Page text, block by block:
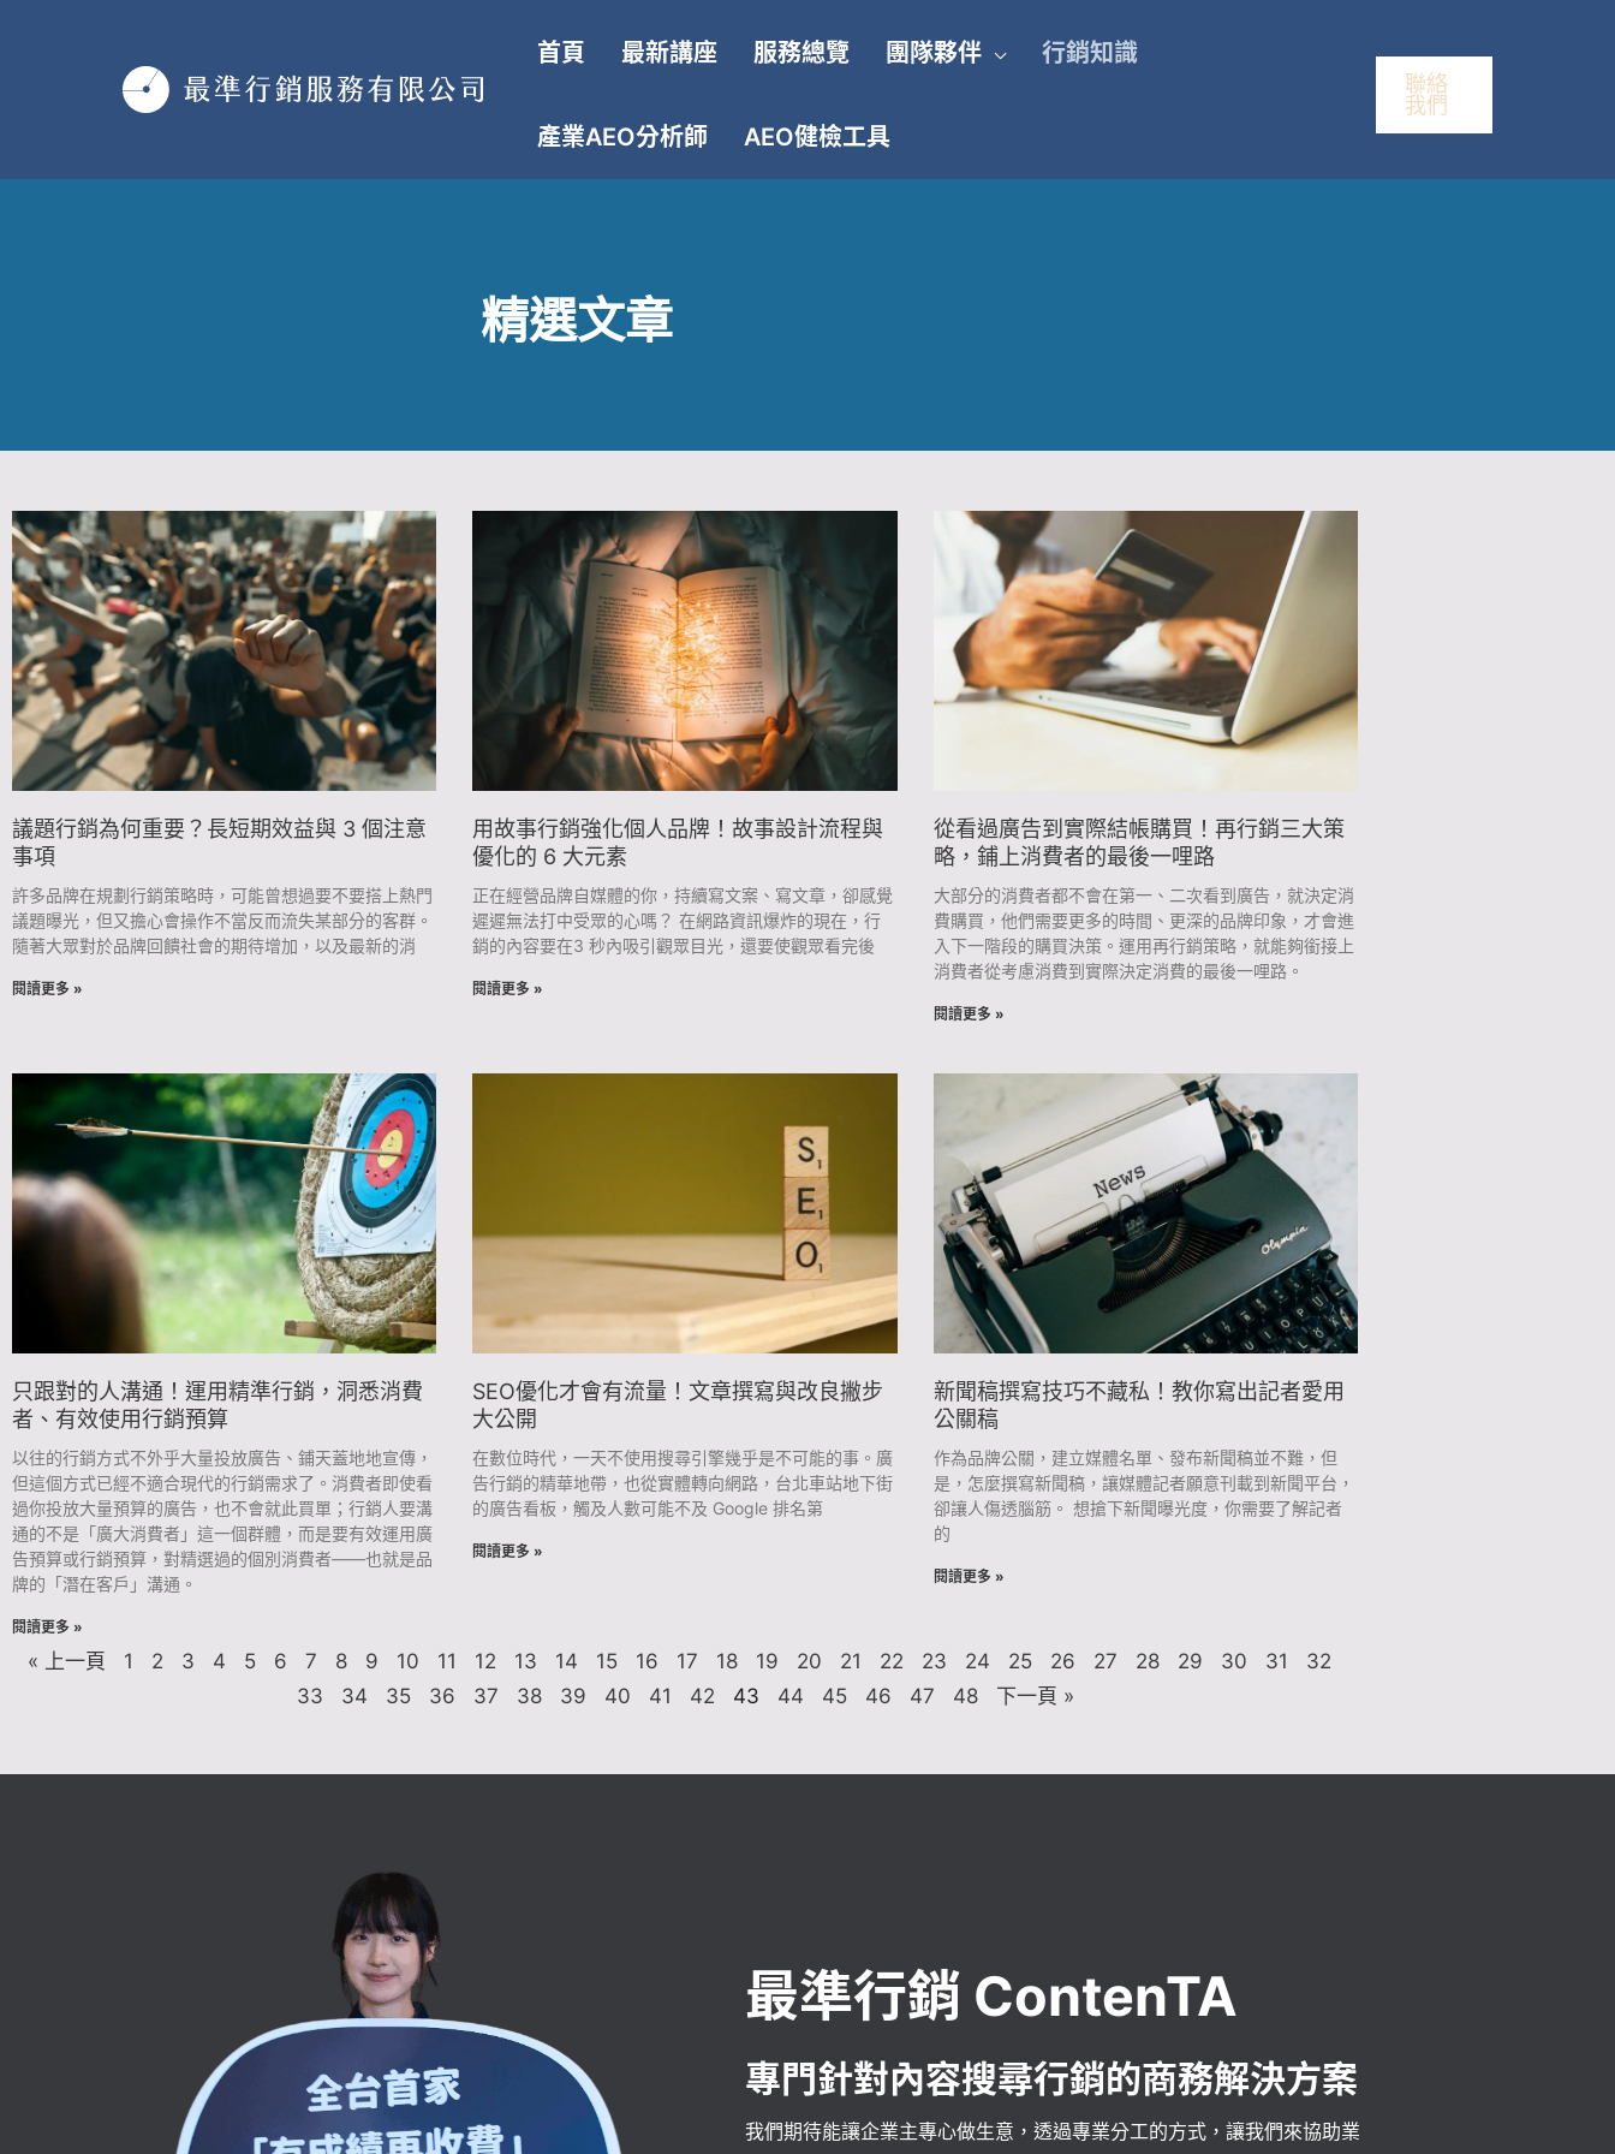
首頁 最新講座 服務總覽 團隊夥伴 行銷知識
產業AEO分析師 AEO健檢工具
聯絡
我們
精選文章
議題行銷為何重要？長短期效益與 3 個注意
事項
許多品牌在規劃行銷策略時，可能曾想過要不要搭上熱門
議題曝光，但又擔心會操作不當反而流失某部分的客群。
隨著大眾對於品牌回饋社會的期待增加，以及最新的消
閱讀更多 »
用故事行銷強化個人品牌！故事設計流程與
優化的 6 大元素
正在經營品牌自媒體的你，持續寫文案、寫文章，卻感覺
遲遲無法打中受眾的心嗎？ 在網路資訊爆炸的現在，行
銷的內容要在3 秒內吸引觀眾目光，還要使觀眾看完後
閱讀更多 »
從看過廣告到實際結帳購買！再行銷三大策
略，鋪上消費者的最後一哩路
大部分的消費者都不會在第一、二次看到廣告，就決定消
費購買，他們需要更多的時間、更深的品牌印象，才會進
入下一階段的購買決策。運用再行銷策略，就能夠銜接上
消費者從考慮消費到實際決定消費的最後一哩路。
閱讀更多 »
只跟對的人溝通！運用精準行銷，洞悉消費
者、有效使用行銷預算
以往的行銷方式不外乎大量投放廣告、鋪天蓋地地宣傳，
但這個方式已經不適合現代的行銷需求了。消費者即使看
過你投放大量預算的廣告，也不會就此買單；行銷人要溝
通的不是「廣大消費者」這一個群體，而是要有效運用廣
告預算或行銷預算，對精選過的個別消費者——也就是品
牌的「潛在客戶」溝通。
閱讀更多 »
SEO優化才會有流量！文章撰寫與改良撇步
大公開
在數位時代，一天不使用搜尋引擎幾乎是不可能的事。廣
告行銷的精華地帶，也從實體轉向網路，台北車站地下街
的廣告看板，觸及人數可能不及 Google 排名第
閱讀更多 »
新聞稿撰寫技巧不藏私！教你寫出記者愛用
公關稿
作為品牌公關，建立媒體名單、發布新聞稿並不難，但
是，怎麼撰寫新聞稿，讓媒體記者願意刊載到新聞平台，
卻讓人傷透腦筋。 想搶下新聞曝光度，你需要了解記者
的
閱讀更多 »
« 上一頁
面
1
頁
面
2
頁
面
3
頁
面
4
頁
面
5
頁
面
6
頁
面
7
頁
面
8
頁
面
9
頁
面
10
頁
11 12 13
面
14
頁
面
15
頁
面
16
頁
面
17
頁
面
18
面
19 20 21 22 23
頁
24
頁
面
25
頁
面
26
面
27
頁
面
28
面
29 30 31
頁
32
33
頁
面
34
頁
面
35
頁
36 37 38
面
39
頁
面
40
頁
面
41
頁
面
42
面
43
面
44 45 46 47
頁
48 下一頁 »
最準行銷 ContenTA
專門針對內容搜尋行銷的商務解決方案
我們期待能讓企業主專心做生意，透過專業分工的方式，讓我們來協助業